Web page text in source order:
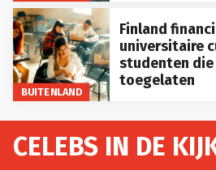
BUITENLAND
Finland
universitaire
studenten
toegelaten
CELEBS IN DE